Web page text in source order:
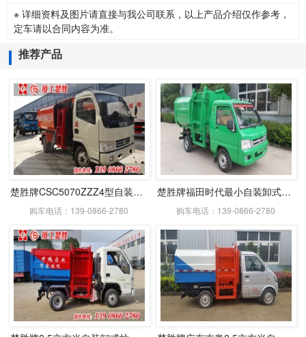
※ 详细资料及图片请直接与我公司联系，以上产品介绍仅作参考，
定车请以合同内容为准。
推荐产品
楚胜牌CSC5070ZZZ4型自装卸式垃圾车
购车电话：139-0866-2780
楚胜牌福田时代最小自装卸式垃圾车
购车电话：139-0866-2780